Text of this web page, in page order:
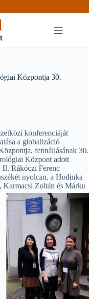
Központja 30.
konferenciáját
a globalizáció
fennállásának 30.
Központ adott
II. Rákóczi Ferenc
nyolcan, a Hodinka
Zoltán és Márku